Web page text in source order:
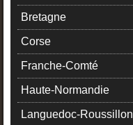
Bretagne
Corse
Franche-Comté
Haute-Normandie
Languedoc-Roussillon